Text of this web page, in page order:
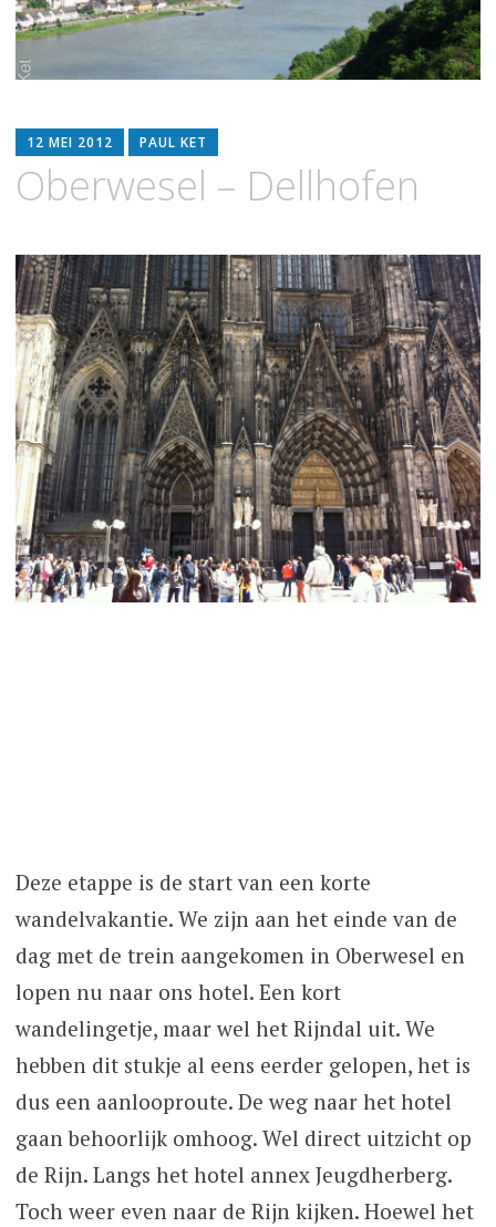
12 MEI 2012 PAUL KET
Oberwesel – Dellhofen
Deze etappe is de start van een korte
wandelvakantie. We zijn aan het einde van de
dag met de trein aangekomen in Oberwesel en
lopen nu naar ons hotel. Een kort
wandelingetje, maar wel het Rijndal uit. We
hebben dit stukje al eens eerder gelopen, het is
dus een aanlooproute. De weg naar het hotel
gaan behoorlijk omhoog. Wel direct uitzicht op
de Rijn. Langs het hotel annex Jeugdherberg.
Toch weer even naar de Rijn kijken. Hoewel het